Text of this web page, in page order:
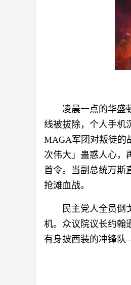
凌晨一点的华盛
线被拔除，个人手
MAGA军团对叛徒的
次伟大」蛊惑人心，
首令。当副总统万斯
抢滩血战。
民主党人全员倒
机。众议院议长约翰
有身披西装的冲锋队